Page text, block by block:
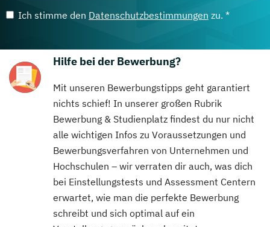
Ich stimme den Datenschutzbestimmungen zu. *
Hilfe bei der Bewerbung?
Mit unseren Bewerbungstipps geht garantiert
nichts schief! In unserer großen Rubrik
Bewerbung & Studienplatz findest du nur nicht
alle wichtigen Infos zu Voraussetzungen und
Bewerbungsverfahren von Unternehmen und
Hochschulen – wir verraten dir auch, was dich
bei Einstellungstests und Assessment Centern
erwartet, wie man die perfekte Bewerbung
schreibt und sich optimal auf ein